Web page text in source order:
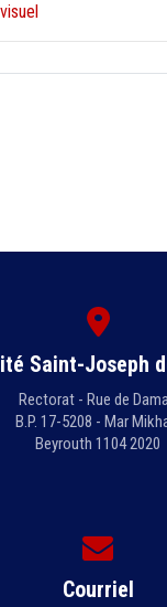
Saint-Joseph
Rectorat - Rue de
B.P. 17-5208 - Mar
Beyrouth 1104 2020
Courriel